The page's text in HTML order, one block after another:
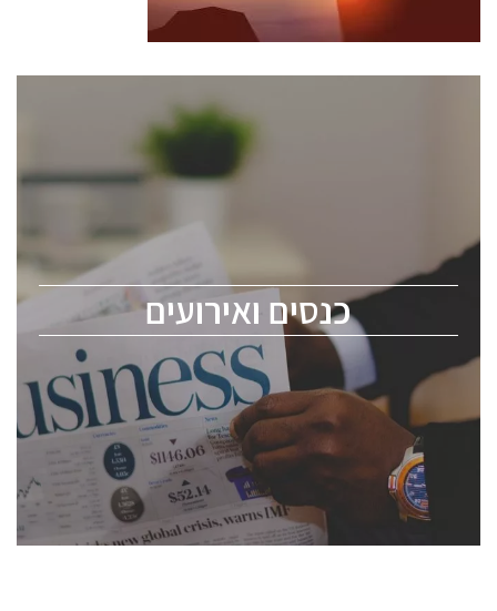
כנסים ואירועים
כנסים ואירועים
לכל העוסקים בתעשיית הסמיקונדקטור כולל מהנדסים,
ChipEx2026 will be held on May 12-13, 2026. The
conference is intended for everyone involved in the
semiconductor industry, including engineers,
professional experts, and senior executives.
לחץ לפרטים